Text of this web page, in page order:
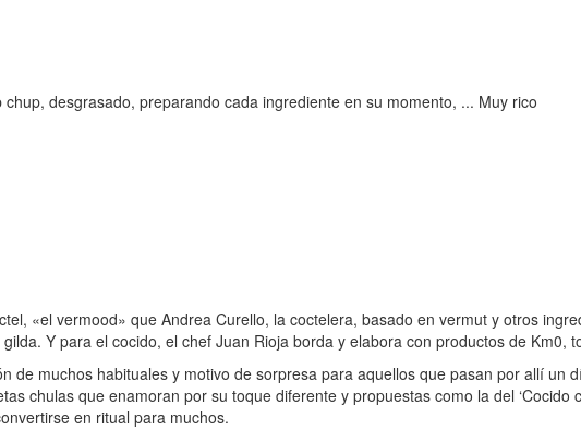
desgrasado, preparando cada ingrediente en su momento, ... Muy rico
«el vermood» que Andrea Curello, la coctelera, basado en vermut y otros
Y para el cocido, el chef Juan Rioja borda y elabora con productos de Km0,
muchos habituales y motivo de sorpresa para aquellos que pasan por allí un
chulas que enamoran por su toque diferente y propuestas como la del ‘Cocido
en ritual para muchos.